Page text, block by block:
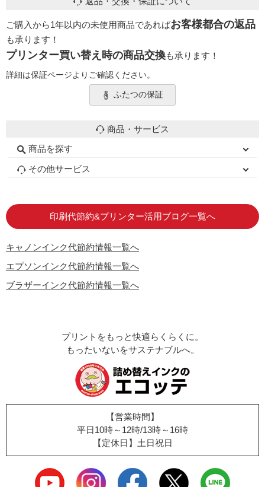
ご購入から1年以内の未使用商品であればお客様都合の返品
も承ります！
プリンター買い替え時の商品交換も承ります！
詳細は保証ページよりご確認ください。
ふたつの保証
商品・サービス
商品を探す
初心者用セット
キャノンインク
エプソンインク
ブラザーインク
詰め替えインク
互換インクボトル
互換インクカートリッジ
再生インクカートリッジ
トナーカートリッジ
その他サービス
印刷代節約&プリンター活用ブログ一覧へ
キャノンインク代節約情報一覧へ
エプソンインク代節約情報一覧へ
ブラザーインク代節約情報一覧へ
プリントをもっと快適らくらくに。
もったいないをサステナブルへ。
【営業時間】
平日10時～12時/13時～16時
【定休日】土日祝日